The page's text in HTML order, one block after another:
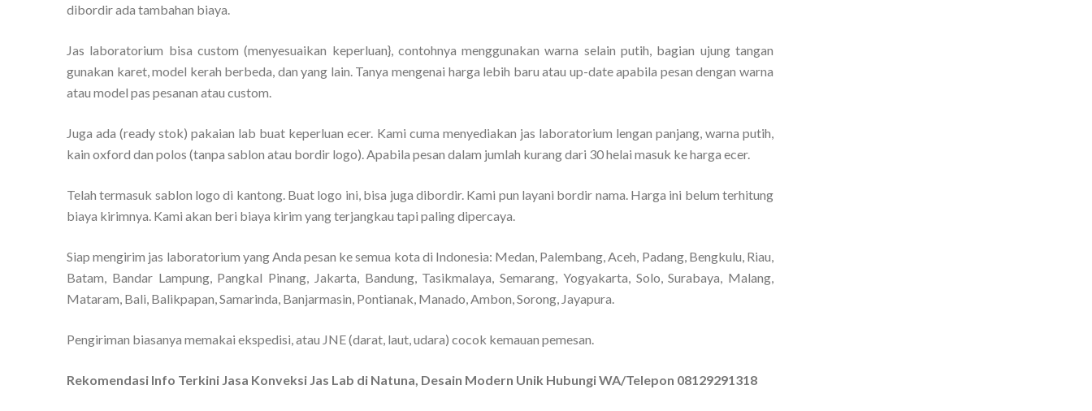
dibordir ada tambahan biaya.
Jas laboratorium bisa custom (menyesuaikan keperluan}, contohnya menggunakan warna selain putih, bagian ujung tangan
gunakan karet, model kerah berbeda, dan yang lain. Tanya mengenai harga lebih baru atau up-date apabila pesan dengan warna
atau model pas pesanan atau custom.
Juga ada (ready stok) pakaian lab buat keperluan ecer. Kami cuma menyediakan jas laboratorium lengan panjang, warna putih,
kain oxford dan polos (tanpa sablon atau bordir logo). Apabila pesan dalam jumlah kurang dari 30 helai masuk ke harga ecer.
Telah termasuk sablon logo di kantong. Buat logo ini, bisa juga dibordir. Kami pun layani bordir nama. Harga ini belum terhitung
biaya kirimnya. Kami akan beri biaya kirim yang terjangkau tapi paling dipercaya.
Siap mengirim jas laboratorium yang Anda pesan ke semua kota di Indonesia: Medan, Palembang, Aceh, Padang, Bengkulu, Riau,
Batam, Bandar Lampung, Pangkal Pinang, Jakarta, Bandung, Tasikmalaya, Semarang, Yogyakarta, Solo, Surabaya, Malang,
Mataram, Bali, Balikpapan, Samarinda, Banjarmasin, Pontianak, Manado, Ambon, Sorong, Jayapura.
Pengiriman biasanya memakai ekspedisi, atau JNE (darat, laut, udara) cocok kemauan pemesan.
Rekomendasi Info Terkini Jasa Konveksi Jas Lab di Natuna, Desain Modern Unik Hubungi WA/Telepon 08129291318